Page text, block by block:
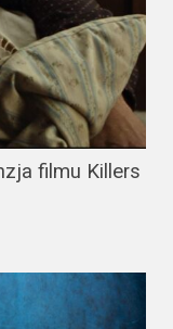
filmu Killers